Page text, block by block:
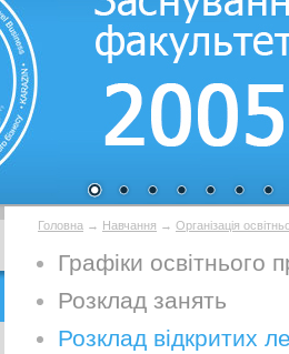
Головна → Навчання → Організація
Графіки освітнього
Розклад занять
Розклад відкритих